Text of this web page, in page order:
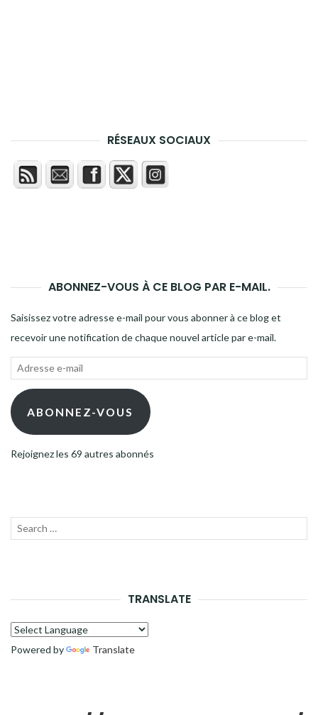
RÉSEAUX SOCIAUX
ABONNEZ-VOUS À CE BLOG PAR E-MAIL.
Saisissez votre adresse e-mail pour vous abonner à ce blog et
recevoir une notification de chaque nouvel article par e-mail.
Adresse
mail ABONNEZ-VOUS
Rejoignez les 69 autres abonnés
Recherche
TRANSLATE
Powered by Translate